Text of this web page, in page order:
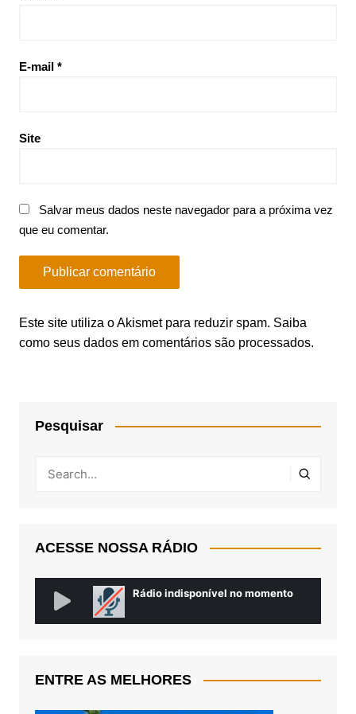
E-mail *
Site
Salvar meus dados neste navegador para a próxima vez
que eu comentar.
Este site utiliza o Akismet para reduzir spam. Saiba
como seus dados em comentários são processados.
Pesquisar
ACESSE NOSSA RÁDIO
ENTRE AS MELHORES